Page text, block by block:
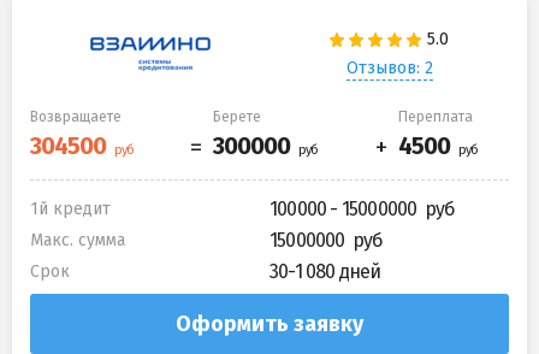
Отзывов: 2
Возвращаете Берете Переплата
1й кредит 100000 - 15000000
Макс. сумма 15000000
Срок 30-1 080 дней
Оформить заявку